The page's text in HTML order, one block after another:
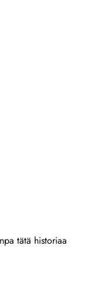
tätä historiaa